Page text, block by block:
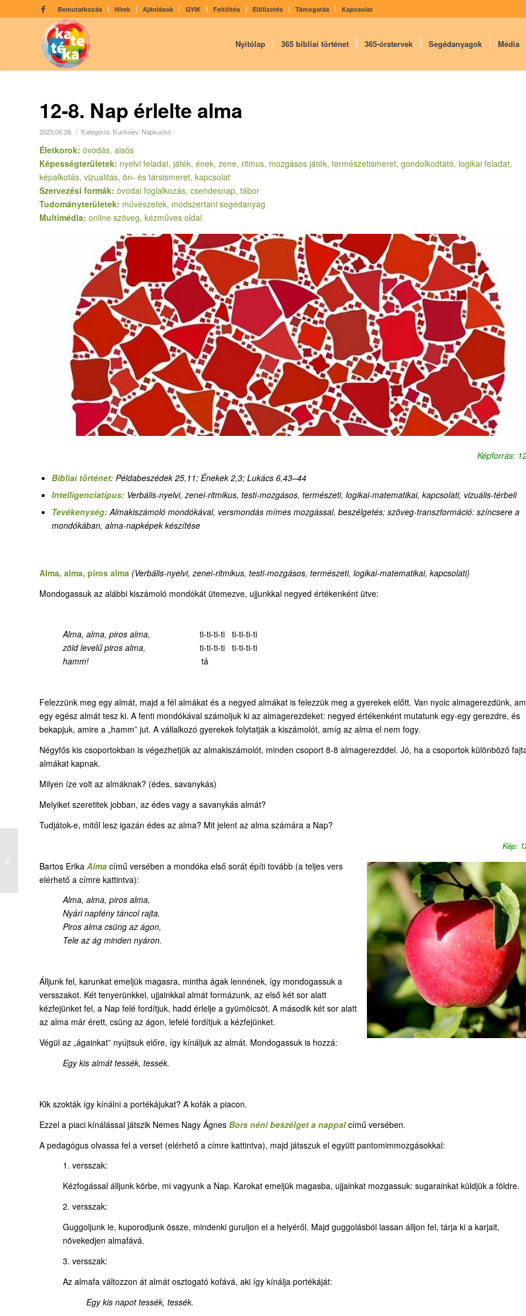
Bemutatkozás Hírek Ajánlások GYIK Feltöltés Előfizetés Támogatás Kapcsolat
Nyitólap 365 bibliai történet 365-óratervek Segédanyagok Média
12-8. Nap érlelte alma
2023.06.28. / Kategória: Kuckóév, Napkuckó
Életkorok: óvodás, alsós
Képességterületek: nyelvi feladat, játék, ének, zene, ritmus, mozgásos játék, természetismeret, gondolkodtató, logikai feladat,
képalkotás, vizualitás, ön- és társismeret, kapcsolat
Szervezési formák: óvodai foglalkozás, csendesnap, tábor
Tudományterületek: művészetek, módszertani segédanyag
Multimédia: online szöveg, kézműves oldal
Képforrás:
Bibliai történet: Példabeszédek 25,11; Énekek 2,3; Lukács 6,43–44
Intelligenciatípus: Verbális-nyelvi, zenei-ritmikus, testi-mozgásos, természeti, logikai-matematikai, kapcsolati, vizuális-térbeli
Tevékenység: Almakiszámoló mondókával, versmondás mímes mozgással, beszélgetés; szöveg-transzformáció: színcsere a
mondókában, alma-napképek készítése
Alma, alma, piros alma (Verbális-nyelvi, zenei-ritmikus, testi-mozgásos, természeti, logikai-matematikai, kapcsolati)
Mondogassuk az alábbi kiszámoló mondókát ütemezve, ujjunkkal negyed értékenként ütve:
Alma, alma, piros alma, ti-ti-ti-ti ti-ti-ti-ti
zöld levelű piros alma, ti-ti-ti-ti ti-ti-ti-ti
hamm! tá
Felezzünk meg egy almát, majd a fél almákat és a negyed almákat is felezzük meg a gyerekek előtt. Van nyolc almagerezdünk,
egy egész almát tesz ki. A fenti mondókával számoljuk ki az almagerezdeket: negyed értékenként mutatunk egy-egy gerezdre, és
bekapjuk, amire a „hamm” jut. A vállalkozó gyerekek folytatják a kiszámolót, amíg az alma el nem fogy.
Négyfős kis csoportokban is végezhetjük az almakiszámolót, minden csoport 8-8 almagerezddel. Jó, ha a csoportok különböző
almákat kapnak.
Milyen íze volt az almáknak? (édes, savanykás)
Melyiket szeretitek jobban, az édes vagy a savanykás almát?
Tudjátok-e, mitől lesz igazán édes az alma? Mit jelent az alma számára a Nap?
Kép:
Bartos Erika Alma című versében a mondóka első sorát építi tovább (a teljes vers
elérhető a címre kattintva):
Alma, alma, piros alma,
Nyári napfény táncol rajta.
Piros alma csüng az ágon,
Tele az ág minden nyáron.
Álljunk fel, karunkat emeljük magasra, mintha ágak lennének, így mondogassuk a
versszakot. Két tenyerünkkel, ujjainkkal almát formázunk, az első két sor alatt
kézfejünket fel, a Nap felé fordítjuk, hadd érlelje a gyümölcsöt. A második két sor alatt
az alma már érett, csüng az ágon, lefelé fordítjuk a kézfejünket.
Végül az „ágainkat” nyújtsuk előre, így kínáljuk az almát. Mondogassuk is hozzá:
Egy kis almát tessék, tessék.
Kik szokták így kínálni a portékájukat? A kofák a piacon.
Ezzel a piaci kínálással játszik Nemes Nagy Ágnes Bors néni beszélget a nappal című versében.
A pedagógus olvassa fel a verset (elérhető a címre kattintva), majd játsszuk el együtt pantomimmozgásokkal:
1. versszak:
Kézfogással álljunk körbe, mi vagyunk a Nap. Karokat emeljük magasba, ujjainkat mozgassuk: sugarainkat küldjük a földre.
2. versszak:
Guggoljunk le, kuporodjunk össze, mindenki guruljon el a helyéről. Majd guggolásból lassan álljon fel, tárja ki a karjait,
növekedjen almafává.
3. versszak:
Az almafa változzon át almát osztogató kofává, aki így kínálja portékáját:
Egy kis napot tessék, tessék.